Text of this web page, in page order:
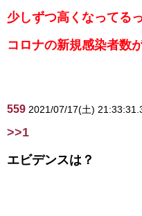
少しずつ高くなってる
コロナの新規感染者数
559 2021/07/17(土)
>>1
エビデンスは？